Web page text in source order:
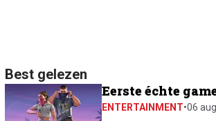
Best gelezen
Eerste échte
ENTERTAINMENT•06